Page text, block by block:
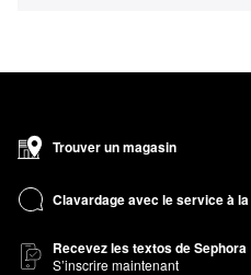
Trouver un magasin
Clavardage avec le service à
Recevez les textos de Sephora
S’inscrire maintenant